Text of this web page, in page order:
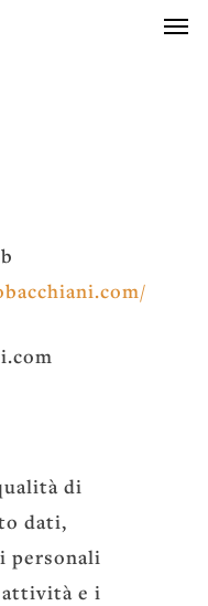
di
dati,
personali
attività e i